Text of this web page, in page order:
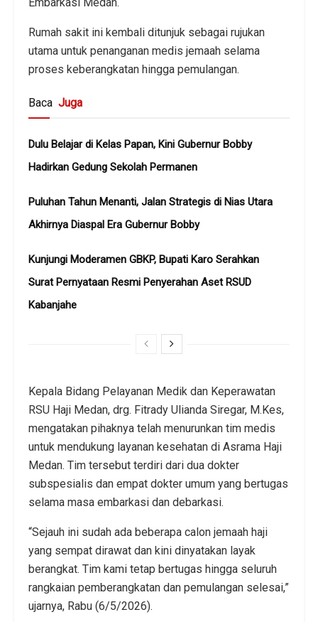
Rumah sakit ini kembali ditunjuk sebagai rujukan
utama untuk penanganan medis jemaah selama
proses keberangkatan hingga pemulangan.
Baca Juga
Dulu Belajar di Kelas Papan, Kini Gubernur Bobby
Hadirkan Gedung Sekolah Permanen
Puluhan Tahun Menanti, Jalan Strategis di Nias Utara
Akhirnya Diaspal Era Gubernur Bobby
Kunjungi Moderamen GBKP, Bupati Karo Serahkan
Surat Pernyataan Resmi Penyerahan Aset RSUD
Kabanjahe
Kepala Bidang Pelayanan Medik dan Keperawatan
RSU Haji Medan, drg. Fitrady Ulianda Siregar, M.Kes,
mengatakan pihaknya telah menurunkan tim medis
untuk mendukung layanan kesehatan di Asrama Haji
Medan. Tim tersebut terdiri dari dua dokter
subspesialis dan empat dokter umum yang bertugas
selama masa embarkasi dan debarkasi.
“Sejauh ini sudah ada beberapa calon jemaah haji
yang sempat dirawat dan kini dinyatakan layak
berangkat. Tim kami tetap bertugas hingga seluruh
rangkaian pemberangkatan dan pemulangan selesai,”
ujarnya, Rabu (6/5/2026).